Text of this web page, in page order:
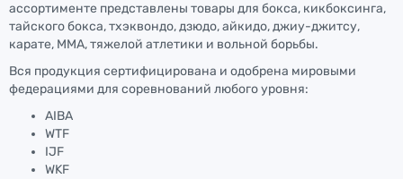
ассортименте представлены товары для бокса, кикбоксинга,
тайского бокса, тхэквондо, дзюдо, айкидо, джиу-джитсу,
карате, ММА, тяжелой атлетики и вольной борьбы.
Вся продукция сертифицирована и одобрена мировыми
федерациями для соревнований любого уровня:
AIBA
WTF
IJF
WKF